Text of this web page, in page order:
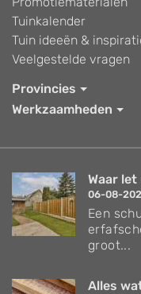
Tuinkalender
Tuin ideeën &
Veelgestelde vragen
Provincies
Werkzaamheden
Waar let
06-08-
Een
groot...
Alles